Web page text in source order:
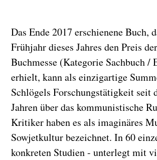
Das Ende 2017 erschienene Buch,
Frühjahr dieses Jahres den Preis
Buchmesse (Kategorie Sachbuch /
erhielt, kann als einzigartige
Schlögels Forschungstätigkeit seit
Jahren über das kommunistische
Kritiker haben es als imaginäres
Sowjetkultur bezeichnet. In 60
konkreten Studien - unterlegt mit